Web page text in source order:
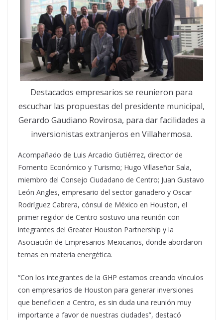
Destacados empresarios se reunieron para
escuchar las propuestas del presidente municipal,
Gerardo Gaudiano Rovirosa, para dar facilidades a
inversionistas extranjeros en Villahermosa.
Acompañado de Luis Arcadio Gutiérrez, director de
Fomento Económico y Turismo; Hugo Villaseñor Sala,
miembro del Consejo Ciudadano de Centro; Juan Gustavo
León Angles, empresario del sector ganadero y Oscar
Rodríguez Cabrera, cónsul de México en Houston, el
primer regidor de Centro sostuvo una reunión con
integrantes del Greater Houston Partnership y la
Asociación de Empresarios Mexicanos, donde abordaron
temas en materia energética.
“Con los integrantes de la GHP estamos creando vínculos
con empresarios de Houston para generar inversiones
que beneficien a Centro, es sin duda una reunión muy
importante a favor de nuestras ciudades”, destacó